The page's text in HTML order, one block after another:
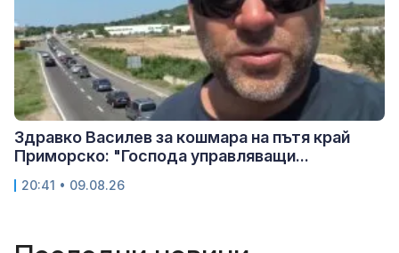
Здравко Василев за кошмара на пътя край
Приморско: "Господа управляващи...
20:41 • 09.08.26